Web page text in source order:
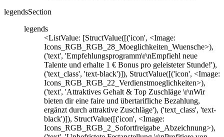
legendsSection
legends
<ListValue: [StructValue([('icon', <Image:
Icons_RGB_RGB_28_Moeglichkeiten_Wuensche>),
('text', 'Empfehlungsprogramm\r\nEmpfiehl neue
Talente und erhalte 1 € Bonus pro geleisteter Stunde!'),
('text_class', 'text-black')]), StructValue([('icon', <Image:
Icons_RGB_RGB_22_Verdienstmoeglichkeiten>),
('text', 'Attraktives Gehalt & Top Zuschläge \r\nWir
bieten dir eine faire und übertarifliche Bezahlung,
ergänzt durch attraktive Zuschläge'), ('text_class', 'text-
black')]), StructValue([('icon', <Image:
Icons_RGB_RGB_2_Sofortfreigabe_Abzeichnung>),